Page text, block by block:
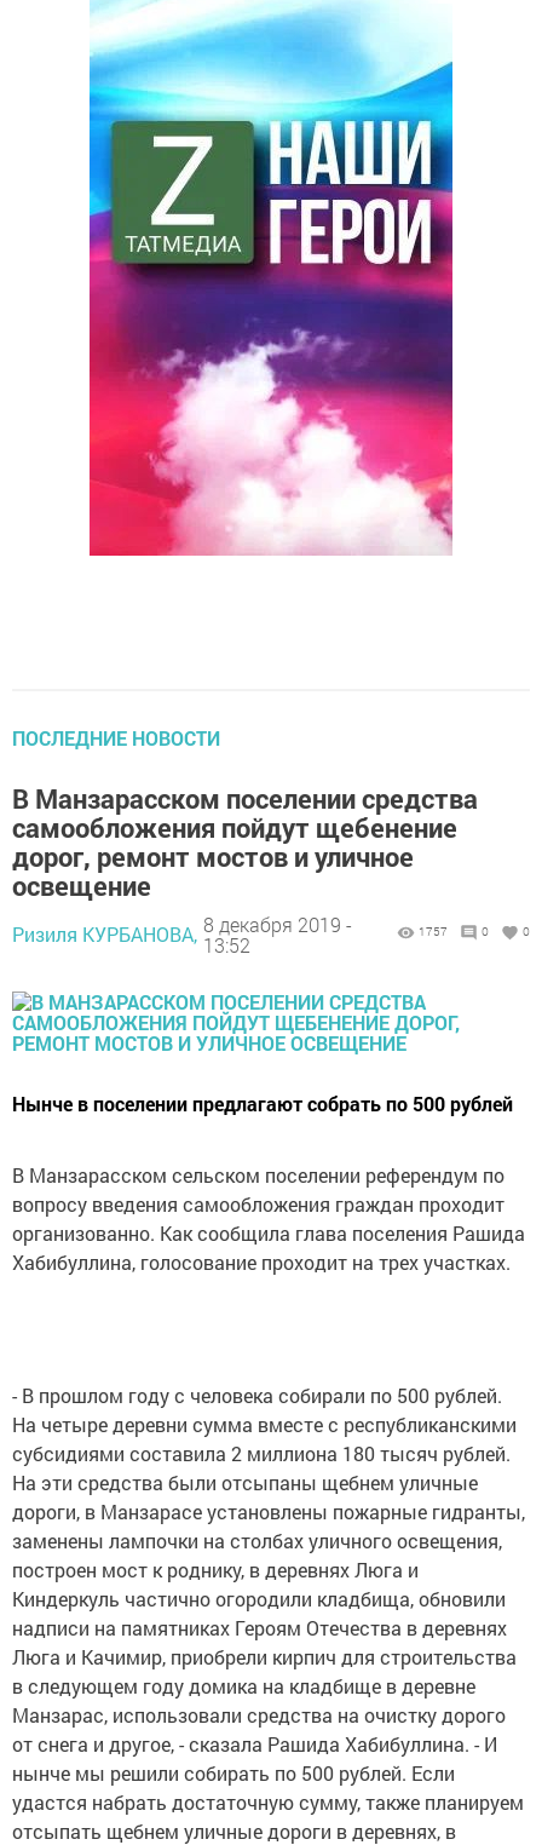
ПОСЛЕДНИЕ НОВОСТИ
В Манзарасском поселении средства
самообложения пойдут щебенение
дорог, ремонт мостов и уличное
освещение
Ризиля КУРБАНОВА, 8 декабря 2019 -
13:52
1757 0 0
Нынче в поселении предлагают собрать по 500 рублей
В Манзарасском сельском поселении референдум по
вопросу введения самообложения граждан проходит
организованно. Как сообщила глава поселения Рашида
Хабибуллина, голосование проходит на трех участках.
- В прошлом году с человека собирали по 500 рублей.
На четыре деревни сумма вместе с республиканскими
субсидиями составила 2 миллиона 180 тысяч рублей.
На эти средства были отсыпаны щебнем уличные
дороги, в Манзарасе установлены пожарные гидранты,
заменены лампочки на столбах уличного освещения,
построен мост к роднику, в деревнях Люга и
Киндеркуль частично огородили кладбища, обновили
надписи на памятниках Героям Отечества в деревнях
Люга и Качимир, приобрели кирпич для строительства
в следующем году домика на кладбище в деревне
Манзарас, использовали средства на очистку дорого
от снега и другое, - сказала Рашида Хабибуллина. - И
нынче мы решили собирать по 500 рублей. Если
удастся набрать достаточную сумму, также планируем
отсыпать щебнем уличные дороги в деревнях, в